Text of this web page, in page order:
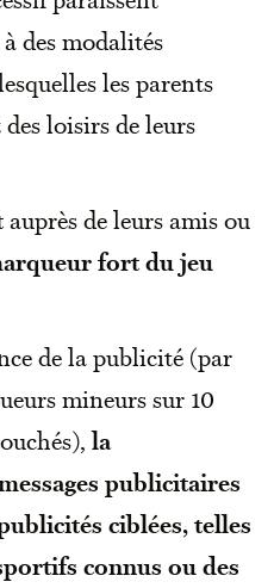
des modalités
les parents
loisirs de leurs
auprès de leurs amis ou
fort du jeu
de la publicité (par
mineurs sur 10
la
publicitaires
ciblées, telles
connus ou des